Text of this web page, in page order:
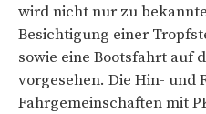
wird nicht nur zu
Besichtigung einer
sowie eine Bootsfahrt auf
vorgesehen. Die Hin- und
Fahrgemeinschaften mit